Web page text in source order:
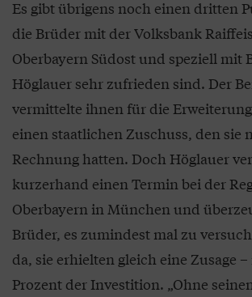
Es gibt übrigens noch einen dritten
die Brüder mit der Volksbank
Oberbayern Südost und speziell mit
Höglauer sehr zufrieden sind. Der
vermittelte ihnen für die
einen staatlichen Zuschuss, den sie
Rechnung hatten. Doch Höglauer
kurzerhand einen Termin bei der
Oberbayern in München und
Brüder, es zumindest mal zu
da, sie erhielten gleich eine Zusage
Prozent der Investition. „Ohne